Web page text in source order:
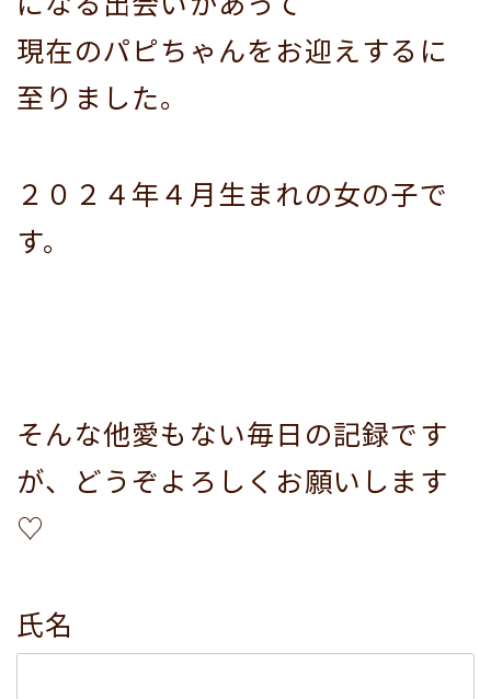
現在のパピちゃんをお迎えするに
至りました。
２０２４年４月生まれの女の子で
す。
そんな他愛もない毎日の記録です
が、どうぞよろしくお願いします
♡
氏名